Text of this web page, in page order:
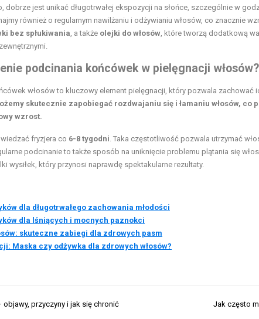
dobrze jest unikać długotrwałej ekspozycji na słońce, szczególnie w
również o regularnym nawilżaniu i odżywianiu włosów, co znacznie
bez spłukiwania, a także olejki do włosów, które tworzą dodatkową
podcinania końcówek w pielęgnacji włosów?
włosów to kluczowy element pielęgnacji, który pozwala zachować
skutecznie zapobiegać rozdwajaniu się i łamaniu włosów, co
wzrost.
fryzjera co 6-8 tygodni. Taka częstotliwość pozwala utrzymać
podcinanie to także sposób na uniknięcie problemu plątania się
wysiłek, który przynosi naprawdę spektakularne rezultaty.
dla długotrwałego zachowania młodości
dla lśniących i mocnych paznokci
skuteczne zabiegi dla zdrowych pasm
Maska czy odżywka dla zdrowych włosów?
przyczyny i jak się chronić Jak często